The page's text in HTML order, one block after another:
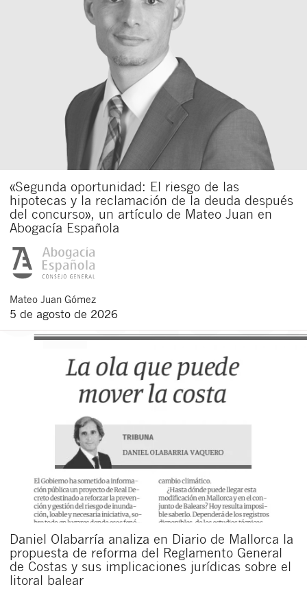
«Segunda oportunidad: El riesgo de las
hipotecas y la reclamación de la deuda después
del concurso», un artículo de Mateo Juan en
Abogacía Española
Mateo Juan Gómez
5 de agosto de 2026
Daniel Olabarría analiza en Diario de Mallorca la
propuesta de reforma del Reglamento General
de Costas y sus implicaciones jurídicas sobre el
litoral balear